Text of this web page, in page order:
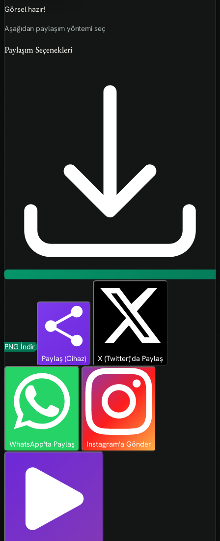
Görsel hazır!
Aşağıdan paylaşım yöntemi seç
Paylaşım Seçenekleri
PNG İndir
Paylaş (Cihaz)
X (Twitter)'da Paylaş
WhatsApp'ta Paylaş Instagram'a Gönder